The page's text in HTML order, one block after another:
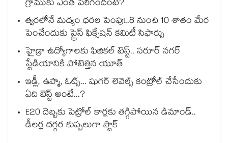
గ్రాముకు ఎంత పెరిగిందంటే?
త్వరలోనే మద్యం ధ‌‌ర‌‌ల పెంపు!..8 నుంచి 10 శాతం మేర
పెంచేందుకు ప్రైస్ ఫిక్సేష‌‌న్ క‌‌మిటీ సిఫార్సు
హైడ్రా ఉద్యోగాలకు ఫిజికల్ టెస్ట్.. సరూర్ నగర్
స్టేడియానికి పోటెత్తిన యూత్
ఇడ్లీ, ఉప్మా, ఓట్స్... షుగర్ లెవెల్స్ కంట్రోల్ చేసేందుకు
ఏది బెస్ట్ అంటే...?
E20 దెబ్బకు పెట్రోల్ కార్లకు తగ్గిపోయిన డిమాండ్..
డీలర్ల దగ్గర కుప్పలుగా స్టాక్